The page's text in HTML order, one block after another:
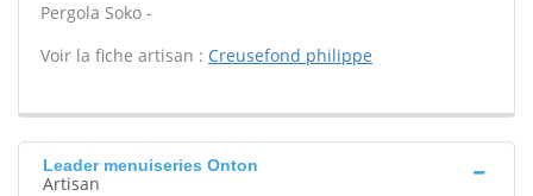
Pergola Soko -
Voir la fiche artisan : Creusefond philippe
Leader menuiseries Onton
Artisan